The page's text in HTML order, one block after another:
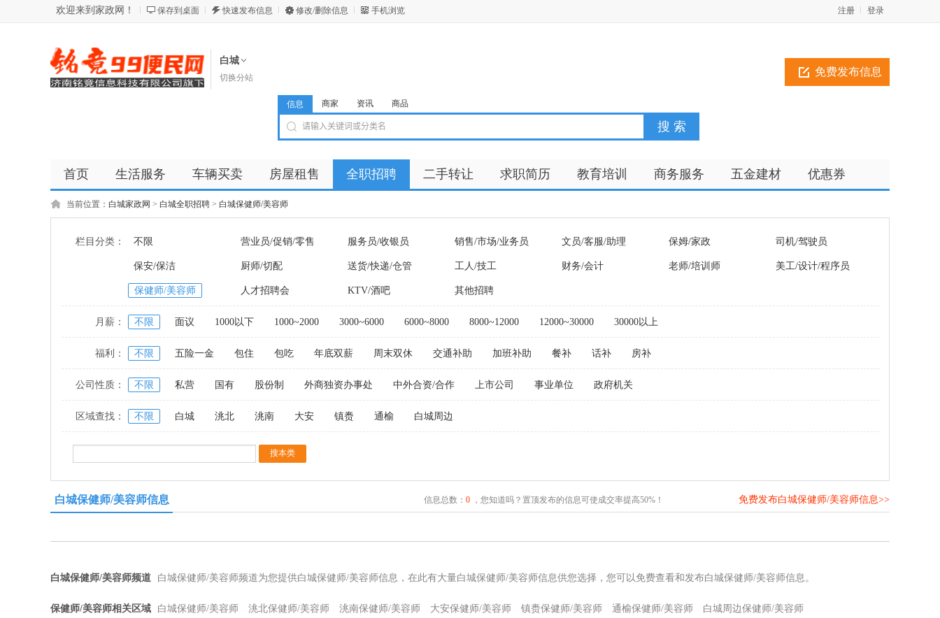
欢迎来到家政网！ 保存到桌面 快速发布信息 修改/删除信息 手机浏览 登录
注册
白城
切换分站 免费发布信息
信息 商家 资讯 商品
首页 生活服务 车辆买卖 房屋租售 全职招聘 二手转让 求职简历 教育培训 商务服务 五金建材 优惠券
商品 店铺
当前位置： 白城家政网 > 白城全职招聘 > 白城保健师/美容师
栏目分类： 不限 营业员/促销/零售 服务员/收银员 销售/市场/业务员 文员/客服/助理 保姆/家政 司机/驾驶员
保安/保洁 厨师/切配 送货/快递/仓管 工人/技工 财务/会计 老师/培训师 美工/设计/程序员
保健师/美容师 人才招聘会 KTV/酒吧 其他招聘
月薪： 不限 面议 1000以下 1000~2000 3000~6000 6000~8000 8000~12000 12000~30000 30000以上
福利： 不限 五险一金 包住 包吃 年底双薪 周末双休 交通补助 加班补助 餐补 话补 房补
公司性质： 不限 私营 国有 股份制 外商独资办事处 中外合资/合作 上市公司 事业单位 政府机关
区域查找： 不限 白城 洮北 洮南 大安 镇赉 通榆 白城周边
白城保健师/美容师信息 信息总数： 0，您知道吗？置顶发布的信息可使成交率提高50%！ 免费发布白城保健师/美容师信息>>
白城保健师/美容师频道 白城保健师/美容师频道为您提供白城保健师/美容师信息，在此有大量白城保健师/美容师信息供您选择，您可以免费查看和发布白城保健师/美容师信息。
保健师/美容师相关区域 白城保健师/美容师 洮北保健师/美容师 洮南保健师/美容师 大安保健师/美容师 镇赉保健师/美容师 通榆保健师/美容师 白城周边保健师/美容师